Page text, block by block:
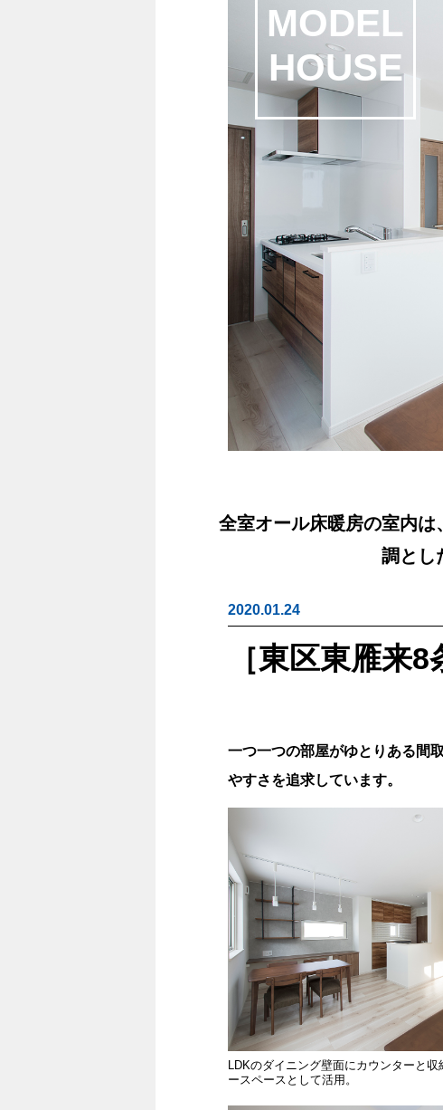
MODEL
HOUSE
全室オール床暖房の室内
調とし
2020.01.24
［東区東雁来
一つ一つの部屋がゆとりある間
やすさを追求しています。
LDKのダイニング壁面にカウンターと収
ースペースとして活用。